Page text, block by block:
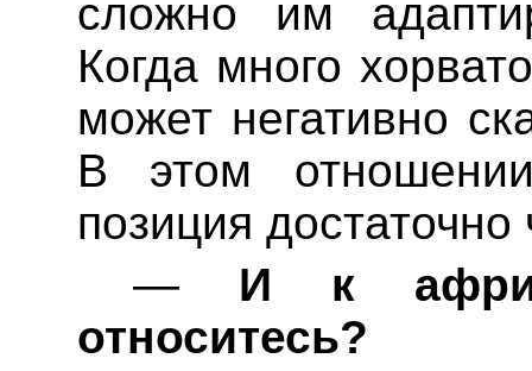
сложно им
Когда много
может негативно
В этом
позиция достаточно
—И к
относитесь?